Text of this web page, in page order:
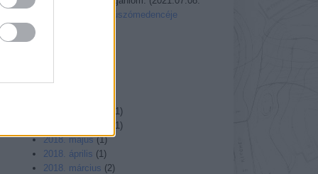
Az Ördög úszómedencéje
2021. április
1)
1)
2018. május (1)
2018. április (1)
2018. március (2)